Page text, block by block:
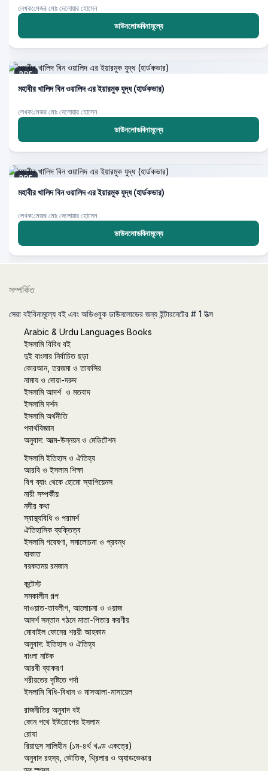
লেখক:মেজর মোঃ দেলোয়ার হোসেন
ডাউনলোডবিনামূল্যে
PDF
মহাবীর খালিদ বিন ওয়ালিদ এর ইয়ারমুক যুদ্ধ (হার্ডকভার)
লেখক:মেজর মোঃ দেলোয়ার হোসেন
ডাউনলোডবিনামূল্যে
PDF
মহাবীর খালিদ বিন ওয়ালিদ এর ইয়ারমুক যুদ্ধ (হার্ডকভার)
লেখক:মেজর মোঃ দেলোয়ার হোসেন
ডাউনলোডবিনামূল্যে
সম্পর্কিত
সেরা বইবিনামূল্যে বই এবং অডিওবুক ডাউনলোডের জন্য ইন্টারনেটের # 1 উত্স
Arabic & Urdu Languages Books
ইসলামি বিবিধ বই
দুই বাংলার নির্বাচিত ছড়া
কোরআন, তরজমা ও তাফসির
নামায ও দোয়া-দরুদ
ইসলামি আদর্শ ও মতবাদ
ইসলামি দর্শন
ইসলামি অর্থনীতি
পদার্থবিজ্ঞান
অনুবাদ: আত্ম-উন্নয়ন ও মেডিটেশন
ইসলামি ইতিহাস ও ঐতিহ্য
আরবি ও ইসলাম শিক্ষা
বিগ ব্যাং থেকে হোমো স্যাপিয়েনস
নারী সম্পর্কীয়
নদীর কথা
স্বাস্থ্যবিধি ও পরামর্শ
ঐতিহাসিক ব্যক্তিত্ব
ইসলামি গবেষণা, সমালোচনা ও প্রবন্ধ
যাকাত
বরকতময় রমজান
কন্টেস্ট
সমকালীন গল্প
দাওয়াত-তাবলীগ, আলোচনা ও ওয়াজ
আদর্শ সন্তান গঠনে মাতা-পিতার করণীয়
মোবাইল ফোনের শরয়ী আহকাম
অনুবাদ: ইতিহাস ও ঐতিহ্য
বাংলা নাটক
আরবী ব্যাকরণ
শরীয়তের দৃষ্টিতে পর্দা
ইসলামি বিধি-বিধান ও মাসআলা-মাসায়েল
রাজনীতির অনুবাদ বই
কোন পথে ইউরোপের ইসলাম
রোযা
রিয়াদুস সালিহীন (১ম-৪র্থ খণ্ড একত্রে)
অনুবাদ রহস্য, ভৌতিক, থ্রিলার ও অ্যাডভেঞ্চার